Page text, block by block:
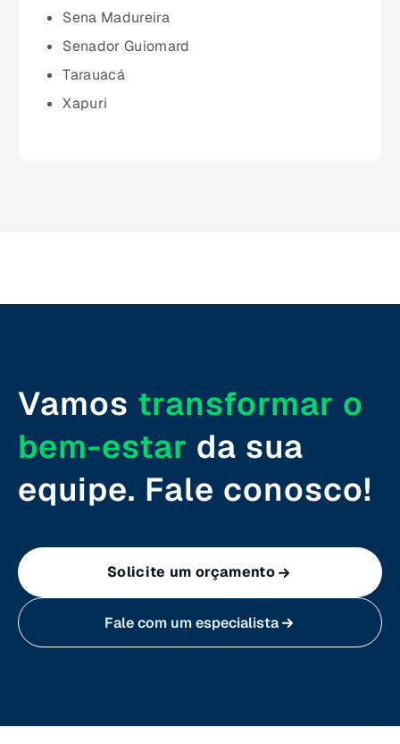
Paraná (PR)
Rio Grande do Sul (RS)
Roraima (RR)
Sergipe (SE)
Tocantins (TO)
Sena Madureira
Senador Guiomard
Tarauacá
Xapuri
Vamos transformar o
bem-estar da sua
equipe. Fale conosco!
Solicite um orçamento
Fale com um especialista